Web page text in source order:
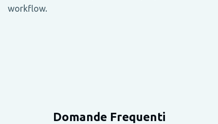
workflow.
Domande Frequenti